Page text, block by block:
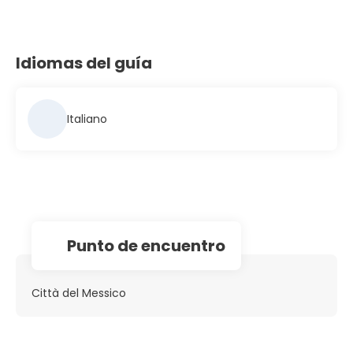
Idiomas del guía
Italiano
Punto de encuentro
Città del Messico